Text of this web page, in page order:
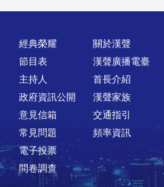
快速連結
經典榮耀
節目表
主持人
政府資訊公開
意見信箱
常見問題
電子投票
問卷調查
關於漢聲
漢聲廣播電臺
首長介紹
漢聲家族
交通指引
頻率資訊